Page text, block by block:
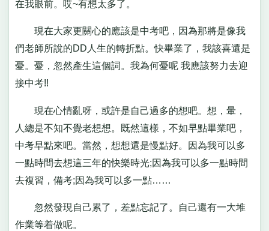
在我眼前。哎~有想太多了。
現在大家更關心的應該是中考吧，因為那將是像我
們老師所說的DD人生的轉折點。快畢業了，我該喜還是
憂。憂，忽然產生這個詞。我為何憂呢 我應該努力去迎
接中考!!
現在心情亂呀，或許是自己過多的想吧。想，暈，
人總是不知不覺老想想。既然這樣，不如早點畢業吧，
中考早點來吧。當然，想想還是慢點好。因為我可以多
一點時間去想這三年的快樂時光;因為我可以多一點時間
去複習，備考;因為我可以多一點……
忽然發現自己累了，差點忘記了。自己還有一大堆
作業等着做呢。